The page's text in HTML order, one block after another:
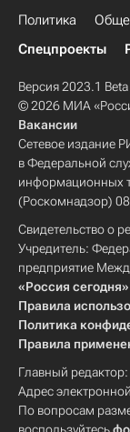
Политика
Спецпроекты
Версия 2023.1 Beta
© 2026 МИА
Вакансии
Сетевое издание
в Федеральной
информационных
(Роскомнадзор)
Свидетельство о
Учредитель:
предприятие
«Россия сегодня»
Правила
Политика
Правила
Главный редактор:
Адрес
По вопросам